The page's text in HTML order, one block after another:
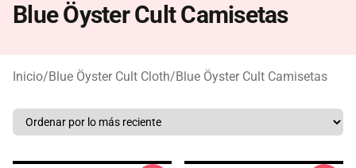
Blue Öyster Cult Camisetas
Inicio/Blue Öyster Cult Cloth/Blue Öyster Cult Camisetas